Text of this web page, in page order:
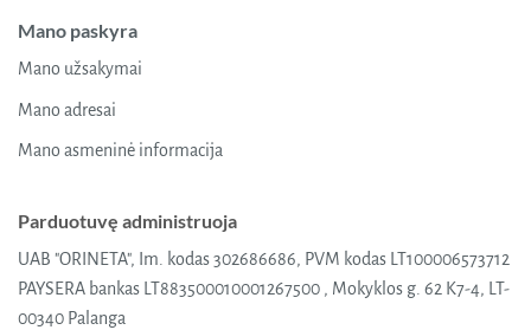
Mano paskyra
Mano užsakymai
Mano adresai
Mano asmeninė informacija
Parduotuvę administruoja
UAB "ORINETA", Im. kodas 302686686, PVM kodas LT100006573712
PAYSERA bankas LT883500010001267500 , Mokyklos g. 62 K7-4, LT-
00340 Palanga